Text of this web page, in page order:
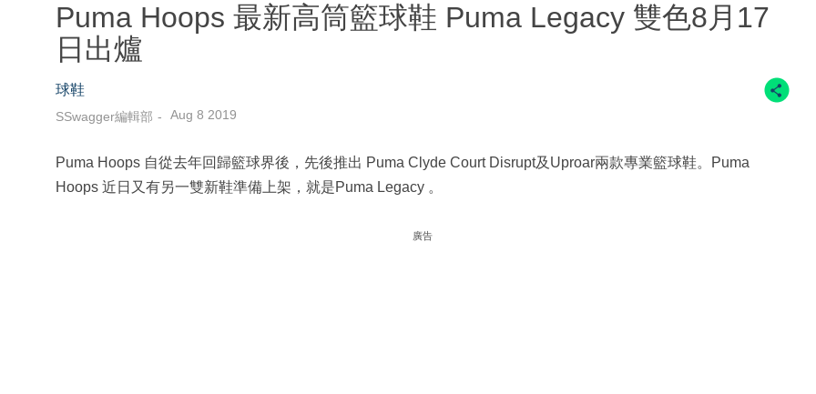
Puma Hoops 最新高筒籃球鞋 Puma Legacy 雙色8月17
日出爐
球鞋
SSwagger編輯部 Aug 8 2019
Puma Hoops 自從去年回歸籃球界後，先後推出 Puma Clyde Court Disrupt及Uproar兩款專業籃球鞋。Puma
Hoops 近日又有另一雙新鞋準備上架，就是Puma Legacy 。
廣告